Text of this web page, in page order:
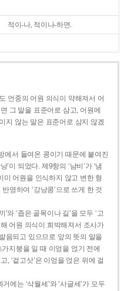
적이-나, 적이나-하면.
언중의 어원 의식이 약해져서 어
그 말을 표준어로 삼고, 어원에
지 않는 말은 표준어로 삼지 않겠
에서 들여온 콩이기 때문에 붙여진
’이 되었다. 제9항의 ‘남비’가 ‘냄
미 어원을 인식하지 않고 변한 형
영하여 ‘강낭콩’으로 쓰게 한 것
와 ‘좁은 골목이나 길’을 모두 ‘고
어원 의식이 희박해져서 조사가
음되고 있으므로 앞의 뜻의 말을
가지붕을 일 때 이엉을 얹기 전에
, ‘겉고삿’은 이엉을 얹은 위에 걸
에는 ‘삭월세’와 ‘사글세’가 모두